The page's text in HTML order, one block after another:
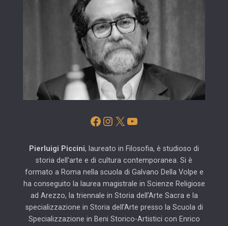
Facebook
Instagram
X YouTube
Pierluigi Piccini, laureato in Filosofia, è studioso di
storia dell’arte e di cultura contemporanea. Si è
formato a Roma nella scuola di Galvano Della Volpe e
ha conseguito la laurea magistrale in Scienze Religiose
ad Arezzo, la triennale in Storia dell’Arte Sacra e la
specializzazione in Storia dell’Arte presso la Scuola di
Specializzazione in Beni Storico-Artistici con Enrico